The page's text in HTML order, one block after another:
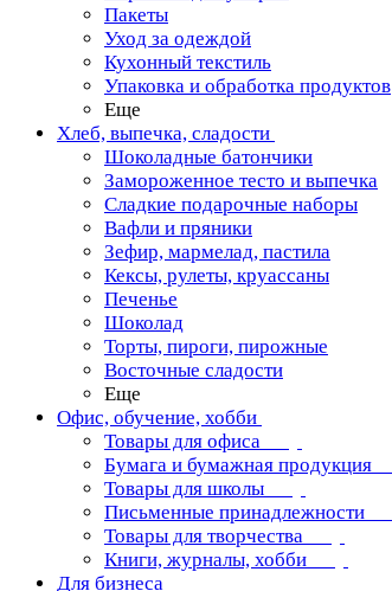
Пакеты
Уход за одеждой
Кухонный текстиль
Упаковка и обработка продуктов
Еще
Хлеб, выпечка, сладости
Шоколадные батончики
Замороженное тесто и выпечка
Сладкие подарочные наборы
Вафли и пряники
Зефир, мармелад, пастила
Кексы, рулеты, круассаны
Печенье
Шоколад
Торты, пироги, пирожные
Восточные сладости
Еще
Офис, обучение, хобби
Товары для офиса
Бумага и бумажная продукция
Товары для школы
Письменные принадлежности
Товары для творчества
Книги, журналы, хобби
Для бизнеса